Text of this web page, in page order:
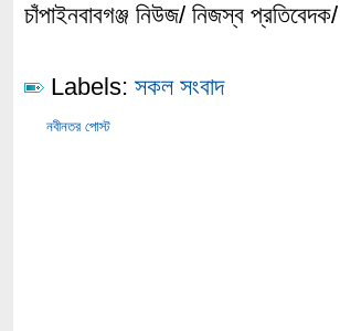
চাঁপাইনবাবগঞ্জ নিউজ/ নিজস্ব
Labels: সকল সংবাদ
নবীনতর পোস্ট